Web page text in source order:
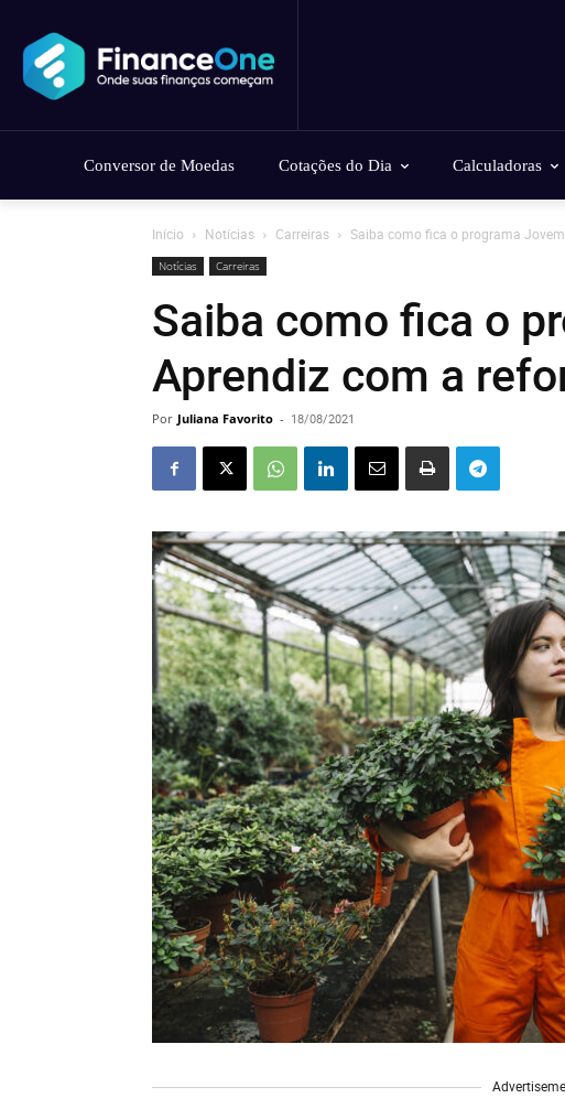
Conversor de Moedas Cotações do Dia Calculadoras
Início Notícias Carreiras Saiba como fica o programa
Notícias Carreiras
Saiba como fica o
Aprendiz com a
Por Juliana Favorito - 18/08/2021